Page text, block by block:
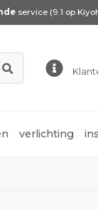
service (9.1 op
verlichting